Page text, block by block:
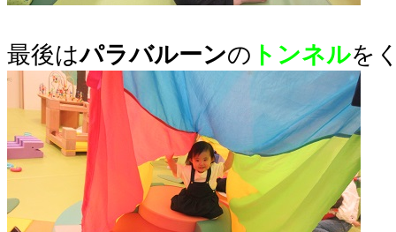
最後はパラバルーンの トンネルを